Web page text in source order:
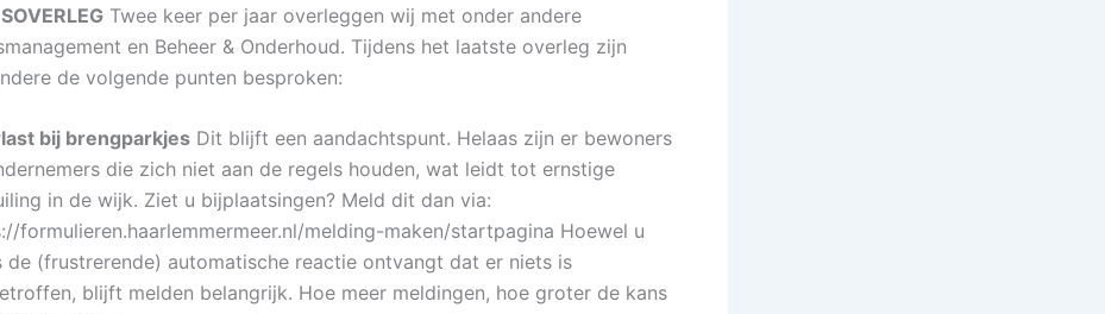
Twee keer per jaar overleggen wij met onder andere
en Beheer & Onderhoud. Tijdens het laatste overleg zijn
de volgende punten besproken:
bij brengparkjes Dit blijft een aandachtspunt. Helaas zijn er bewoners
die zich niet aan de regels houden, wat leidt tot ernstige
in de wijk. Ziet u bijplaatsingen? Meld dit dan via:
formulieren.haarlemmermeer.nl/melding-maken/startpagina Hoewel u
de (frustrerende) automatische reactie ontvangt dat er niets is
blijft melden belangrijk. Hoe meer meldingen, hoe groter de kans